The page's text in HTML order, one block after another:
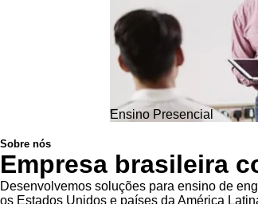
Ensino Presencial
Sobre nós
Empresa brasileira
Desenvolvemos soluções para ensino de
os Estados Unidos e países da América